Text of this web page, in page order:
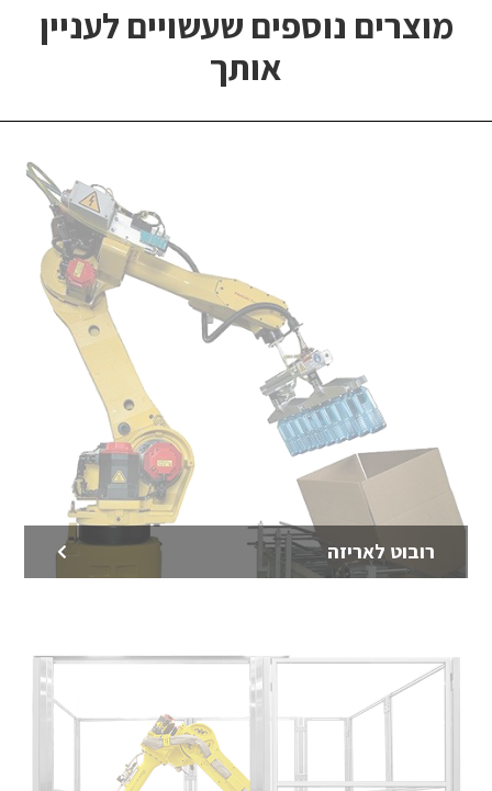
מוצרים נוספים שעשויים לעניין
אותך
רובוט לאריזה